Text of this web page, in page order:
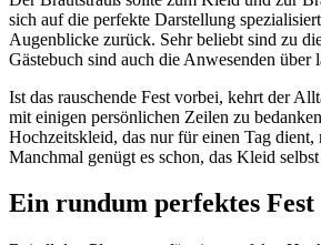
sich auf die perfekte Darstellung
Augenblicke zurück. Sehr beliebt sind zu
Gästebuch sind auch die Anwesenden über
Ist das rauschende Fest vorbei, kehrt der
mit einigen persönlichen Zeilen zu
Hochzeitskleid, das nur für einen Tag
Manchmal genügt es schon, das Kleid
Ein rundum perfektes Fest